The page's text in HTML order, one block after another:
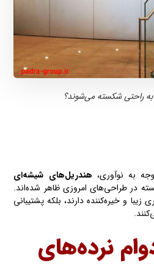
راحتی شکسته می‌شوند؟
به نوآوری، هندریل‌های شیشه‌ای
در طراحی‌های امروزی ظاهر شده‌اند.
زیبا و خیره‌کننده دارند، بلکه پشتیبانی
نرده‌های